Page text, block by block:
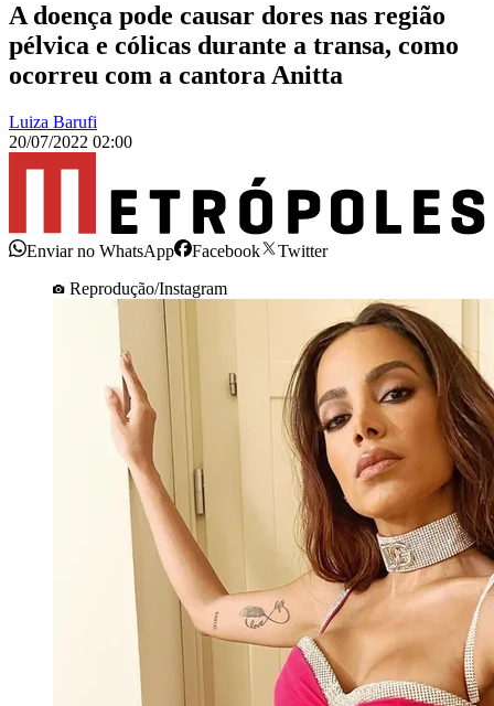
A doença pode causar dores nas região
pélvica e cólicas durante a transa, como
ocorreu com a cantora Anitta
Luiza Barufi
20/07/2022 02:00
Enviar no WhatsApp Facebook
Twitter
Reprodução/Instagram